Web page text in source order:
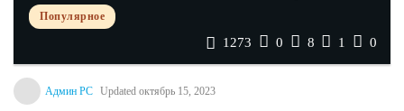
Популярное
1273 0 8 1 0
Админ РС Updated октябрь 15, 2023